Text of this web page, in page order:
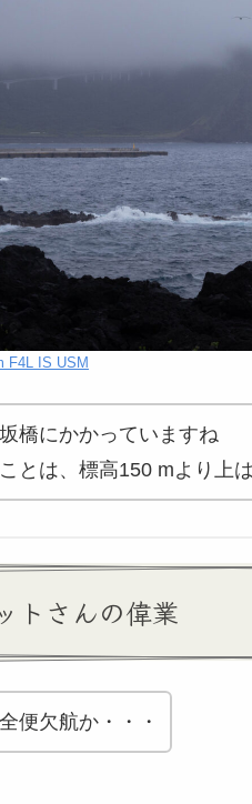
F4L IS USM
橋にかかっていますね
とは、標高150 mより上
トさんの偉業
便欠航か・・・